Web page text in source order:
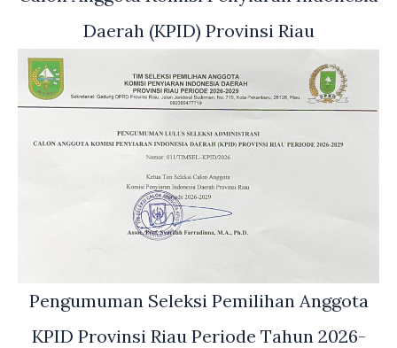
Daerah (KPID) Provinsi Riau
Pengumuman Seleksi Pemilihan Anggota
KPID Provinsi Riau Periode Tahun 2026-